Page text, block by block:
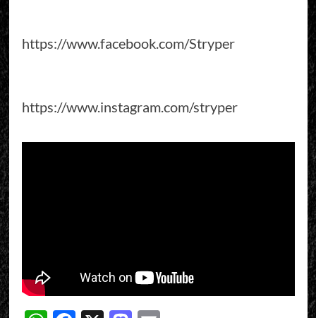
https://www.facebook.com/Stryper
https://www.instagram.com/stryper